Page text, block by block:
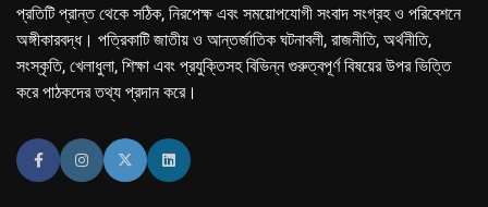
প্রতিটি প্রান্ত থেকে সঠিক, নিরপেক্ষ এবং সময়োপযোগী সংবাদ সংগ্রহ ও পরিবেশনে
অঙ্গীকারবদ্ধ। পত্রিকাটি জাতীয় ও আন্তর্জাতিক ঘটনাবলী, রাজনীতি, অর্থনীতি,
সংস্কৃতি, খেলাধুলা, শিক্ষা এবং প্রযুক্তিসহ বিভিন্ন গুরুত্বপূর্ণ বিষয়ের উপর ভিত্তি
করে পাঠকদের তথ্য প্রদান করে।